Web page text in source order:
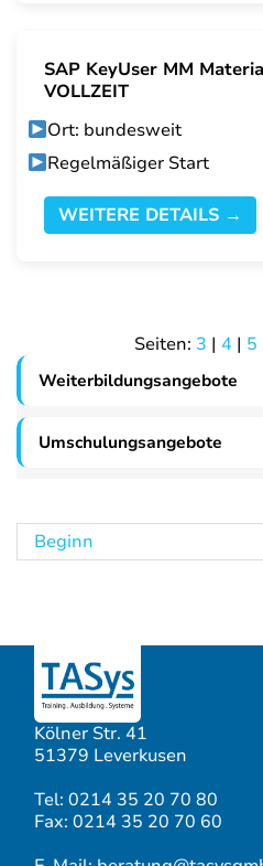
SAP KeyUser MM
VOLLZEIT
Ort: bundesweit
Regelmäßiger Start
WEITERE DETAILS →
Seiten: 3 | 4 | 5
Weiterbildungsangebote
Umschulungsangebote
Beginn
Kölner Str. 41
51379 Leverkusen
Tel: 0214 35 20 70 80
Fax: 0214 35 20 70 60